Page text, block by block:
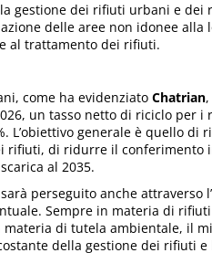
gestione dei rifiuti urbani e
delle aree non idonee alla
al trattamento dei rifiuti.
come ha evidenziato Chatrian
un tasso netto di riciclo per i
L’obiettivo generale è quello di
rifiuti, di ridurre il conferimento
al 2035.
perseguito anche attraverso
Sempre in materia di
di tutela ambientale, il
della gestione dei rifiuti